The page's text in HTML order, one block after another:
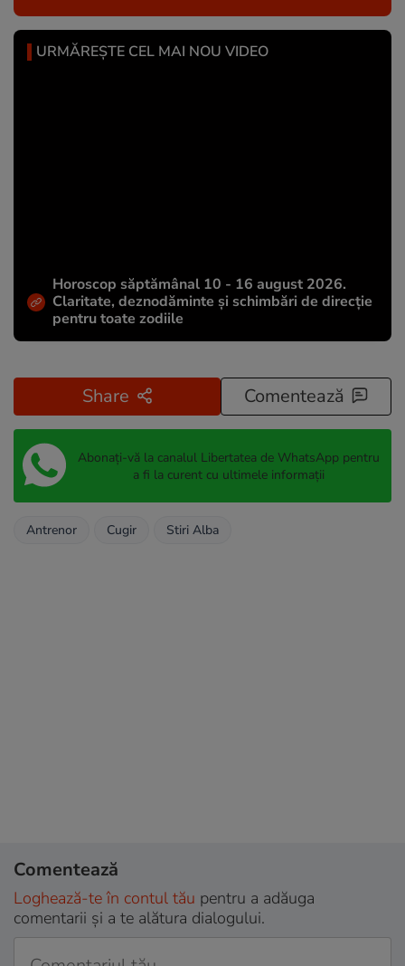
URMĂREȘTE CEL MAI NOU VIDEO
Horoscop săptămânal 10 - 16 august 2026.
Claritate, deznodăminte și schimbări de direcție
pentru toate zodiile
Share Comentează
Abonați-vă la canalul Libertatea de WhatsApp pentru
a fi la curent cu ultimele informații
Antrenor Cugir Stiri Alba
Comentează
Loghează-te în contul tău pentru a adăuga
comentarii și a te alătura dialogului.